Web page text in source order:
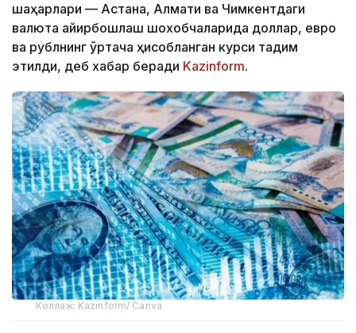
шаҳарлари — Астана, Алмати ва Чимкентдаги
валюта айирбошлаш шохобчаларида доллар, евро
ва рублнинг ўртача ҳисобланган курси тақдим
этилди, деб хабар беради Kazinform.
Коллаж: Kazinform/ Canva